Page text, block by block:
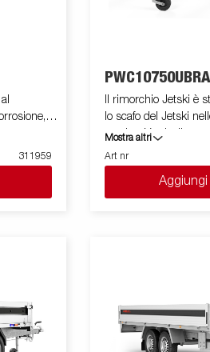
e
una
la guida.
barca
di rulli
sono
311959
PWC10750UBRA
Il rimorchio Jetski è
lo scafo del Jetski
scarico. Verricello regolabile sia verticalmente
che
presente il kit selle.
scopo illustrativo e
accessori opzionali.
Mostra altri
Art nr